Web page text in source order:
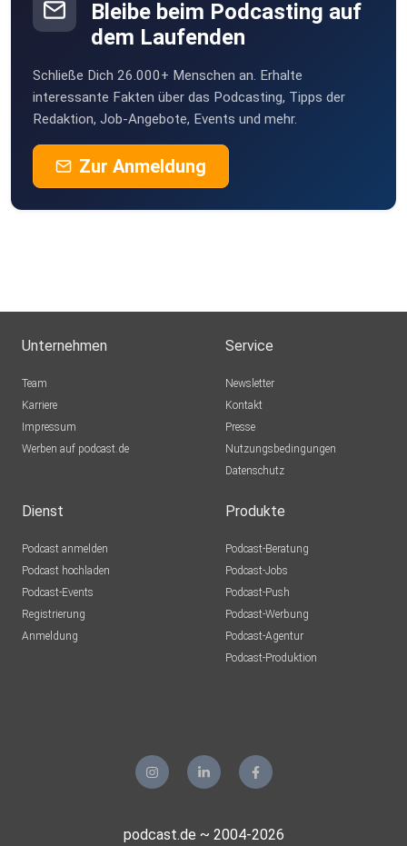
Bleibe beim Podcasting auf
dem Laufenden
Schließe Dich 26.000+ Menschen an. Erhalte
interessante Fakten über das Podcasting, Tipps der
Redaktion, Job-Angebote, Events und mehr.
Zur Anmeldung
Unternehmen
Team
Karriere
Impressum
Werben auf podcast.de
Service
Newsletter
Kontakt
Presse
Nutzungsbedingungen
Datenschutz
Dienst
Podcast anmelden
Podcast hochladen
Podcast-Events
Registrierung
Anmeldung
Produkte
Podcast-Beratung
Podcast-Jobs
Podcast-Push
Podcast-Werbung
Podcast-Agentur
Podcast-Produktion
podcast.de ~ 2004-2026